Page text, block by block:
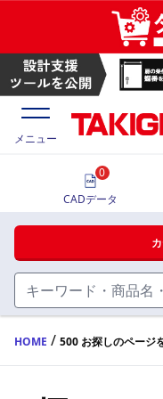
ハンドル・取
FA・A
蝶番・ステ
価格一覧
製品カタログ
メニュー
0
CADデータ
HOME / 500 お探しのページ